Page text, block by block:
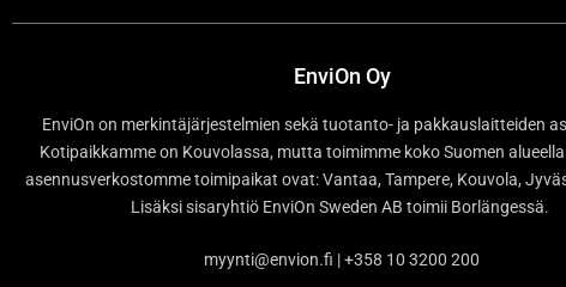
EnviOn Oy
EnviOn on merkintäjärjestelmien sekä tuotanto- ja pakkauslaitteiden
Kotipaikkamme on Kouvolassa, mutta toimimme koko Suomen
asennusverkostomme toimipaikat ovat: Vantaa, Tampere, Kouvola,
Lisäksi sisaryhtiö EnviOn Sweden AB toimii Borlängessä.
myynti@envion.fi | +358 10 3200 200